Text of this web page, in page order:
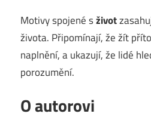
Motivy spojené sživot
života. Připomínají, že žít
naplnění, a ukazují, že lidé
porozumění.
O autorovi